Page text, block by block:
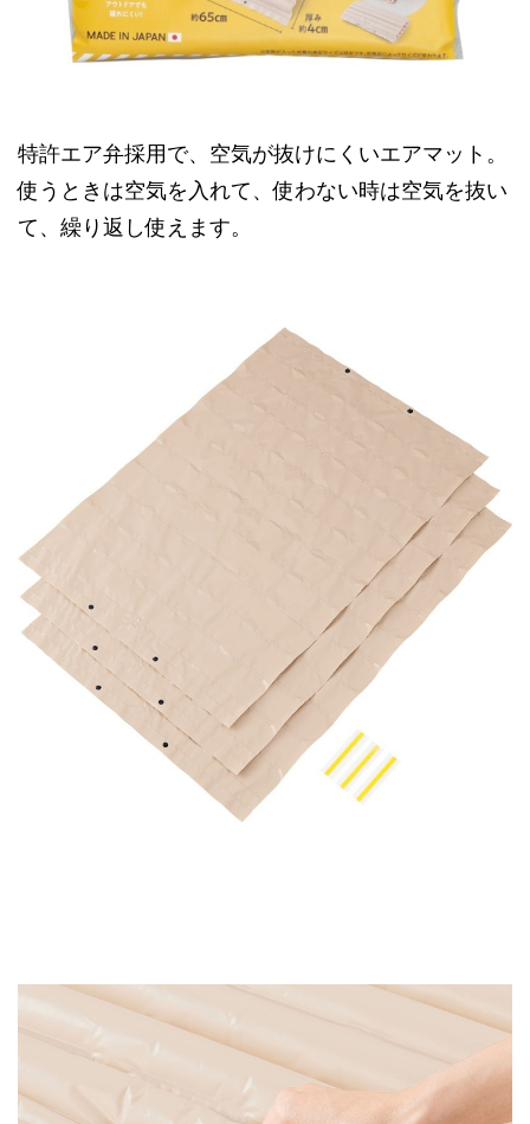
特許エア弁採用で、空気が抜けにくいエアマット。
使うときは空気を入れて、使わない時は空気を抜い
て、繰り返し使えます。